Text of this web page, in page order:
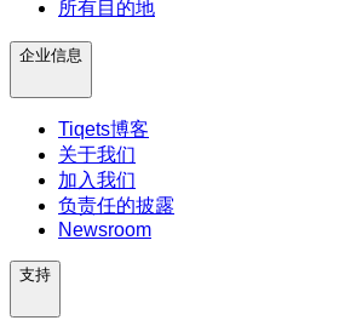
所有目的地
企业信息
Tiqets博客
关于我们
加入我们
负责任的披露
Newsroom
支持